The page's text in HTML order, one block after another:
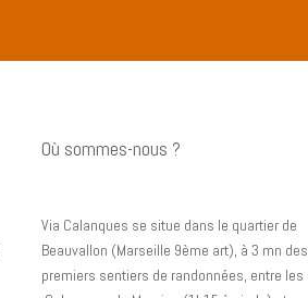
Où sommes-nous ?
Via Calanques se situe dans le quartier de
Beauvallon (Marseille 9ème art), à 3 mn des
premiers sentiers de randonnées, entre les